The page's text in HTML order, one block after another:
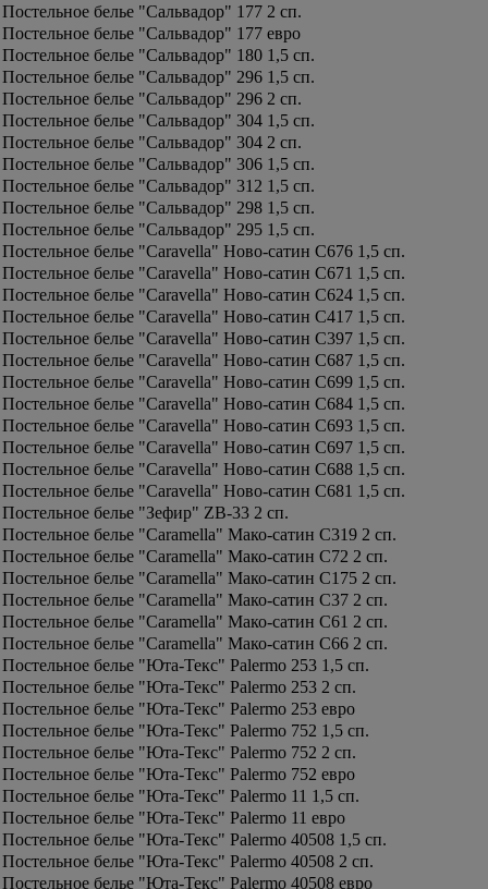
Постельное белье "Сальвадор" 177 2 сп.
Постельное белье "Сальвадор" 177 евро
Постельное белье "Сальвадор" 180 1,5 сп.
Постельное белье "Сальвадор" 296 1,5 сп.
Постельное белье "Сальвадор" 296 2 сп.
Постельное белье "Сальвадор" 304 1,5 сп.
Постельное белье "Сальвадор" 304 2 сп.
Постельное белье "Сальвадор" 306 1,5 сп.
Постельное белье "Сальвадор" 312 1,5 сп.
Постельное белье "Сальвадор" 298 1,5 сп.
Постельное белье "Сальвадор" 295 1,5 сп.
Постельное белье "Caravella" Ново-сатин C676 1,5 сп.
Постельное белье "Caravella" Ново-сатин C671 1,5 сп.
Постельное белье "Caravella" Ново-сатин C624 1,5 сп.
Постельное белье "Caravella" Ново-сатин C417 1,5 сп.
Постельное белье "Caravella" Ново-сатин C397 1,5 сп.
Постельное белье "Caravella" Ново-сатин C687 1,5 сп.
Постельное белье "Caravella" Ново-сатин C699 1,5 сп.
Постельное белье "Caravella" Ново-сатин C684 1,5 сп.
Постельное белье "Caravella" Ново-сатин C693 1,5 сп.
Постельное белье "Caravella" Ново-сатин C697 1,5 сп.
Постельное белье "Caravella" Ново-сатин C688 1,5 сп.
Постельное белье "Caravella" Ново-сатин C681 1,5 сп.
Постельное белье "Зефир" ZB-33 2 сп.
Постельное белье "Caramella" Мако-сатин С319 2 сп.
Постельное белье "Caramella" Мако-сатин С72 2 сп.
Постельное белье "Caramella" Мако-сатин С175 2 сп.
Постельное белье "Caramella" Мако-сатин С37 2 сп.
Постельное белье "Caramella" Мако-сатин С61 2 сп.
Постельное белье "Caramella" Мако-сатин С66 2 сп.
Постельное белье "Юта-Текс" Palermo 253 1,5 сп.
Постельное белье "Юта-Текс" Palermo 253 2 сп.
Постельное белье "Юта-Текс" Palermo 253 евро
Постельное белье "Юта-Текс" Palermo 752 1,5 сп.
Постельное белье "Юта-Текс" Palermo 752 2 сп.
Постельное белье "Юта-Текс" Palermo 752 евро
Постельное белье "Юта-Текс" Palermo 11 1,5 сп.
Постельное белье "Юта-Текс" Palermo 11 евро
Постельное белье "Юта-Текс" Palermo 40508 1,5 сп.
Постельное белье "Юта-Текс" Palermo 40508 2 сп.
Постельное белье "Юта-Текс" Palermo 40508 евро